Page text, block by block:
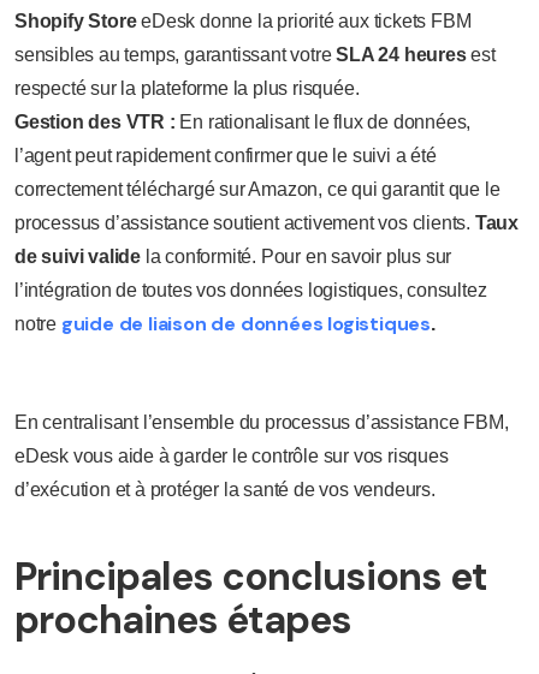
Shopify StoreeDesk donne la priorité aux tickets FBM
sensibles au temps, garantissant votreSLA 24 heuresest
respecté sur la plateforme la plus risquée.
Gestion des VTR : En rationalisant le flux de données,
l’agent peut rapidement confirmer que le suivi a été
correctement téléchargé sur Amazon, ce qui garantit que le
processus d’assistance soutient activement vos clients. Taux
de suivi valide la conformité. Pour en savoir plus sur
l’intégration de toutes vos données logistiques, consultez
notre guide de liaison de données logistiques.
En centralisant l’ensemble du processus d’assistance FBM,
eDesk vous aide à garder le contrôle sur vos risques
d’exécution et à protéger la santé de vos vendeurs.
Principales conclusions et
prochaines étapes